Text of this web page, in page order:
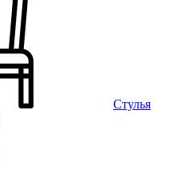
Стулья